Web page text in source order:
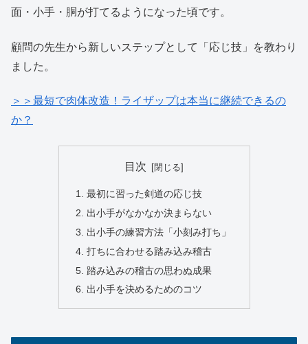
面・小手・胴が打てるようになった頃です。
顧問の先生から新しいステップとして「応じ技」を教わり
ました。
＞＞最短で肉体改造！ライザップは本当に継続できるの
か？
目次
最初に習った剣道の応じ技
出小手がなかなか決まらない
出小手の練習方法「小刻み打ち」
打ちに合わせる踏み込み稽古
踏み込みの稽古の思わぬ成果
出小手を決めるためのコツ